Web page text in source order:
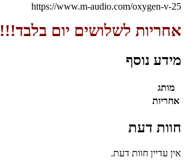
https://www.m-audio.com/oxygen-v-25
אחריות לשלושים יום בלבד!!!
מידע נוסף
מותג
אחריות
חוות דעת
אין עדיין חוות דעת.